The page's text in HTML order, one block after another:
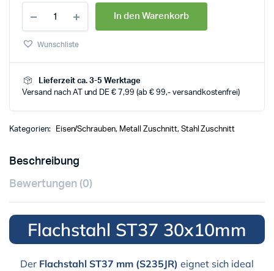
In den Warenkorb
Wunschliste
Lieferzeit ca. 3-5 Werktage
Versand nach AT und DE € 7,99 (ab € 99,- versandkostenfrei)
Kategorien: Eisen/Schrauben, Metall Zuschnitt, Stahl Zuschnitt
Beschreibung
Bewertungen (0)
Flachstahl ST37 30x10mm
Der Flachstahl ST37 mm (S235JR) eignet sich ideal